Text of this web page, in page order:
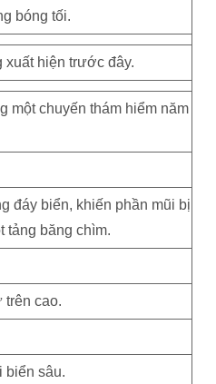
bóng tối.
xuất hiện trước đây.
một chuyến thám hiểm năm
đáy biển, khiến phần mũi bị
tảng băng chìm.
trên cao.
biển sâu.